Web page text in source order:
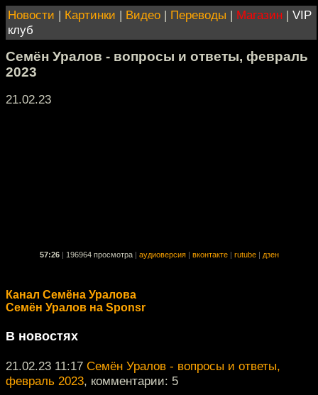
Новости | Картинки | Видео | Переводы | Магазин | VIP
клуб
Семён Уралов - вопросы и ответы, февраль
2023
21.02.23
57:26 196964 просмотра аудиоверсия вконтакте rutube дзен
Канал Семёна Уралова
Семён Уралов на Sponsr
В новостях
21.02.23 11:17 Семён Уралов - вопросы и ответы,
февраль 2023, комментарии: 5